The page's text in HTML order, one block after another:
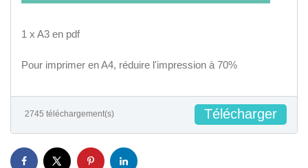
1 x A3 en pdf
Pour imprimer en A4, réduire l'impression à 70%
2745 téléchargement(s) Télécharger